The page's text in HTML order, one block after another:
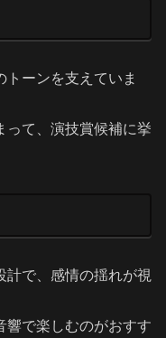
ーンを支えていま
って、演技賞候補に挙
計で、感情の揺れが視
響で楽しむのがおすす